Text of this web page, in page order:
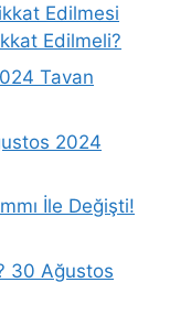
Edilmesi
Edilmeli?
Tavan
2024
İle Değişti!
30 Ağustos